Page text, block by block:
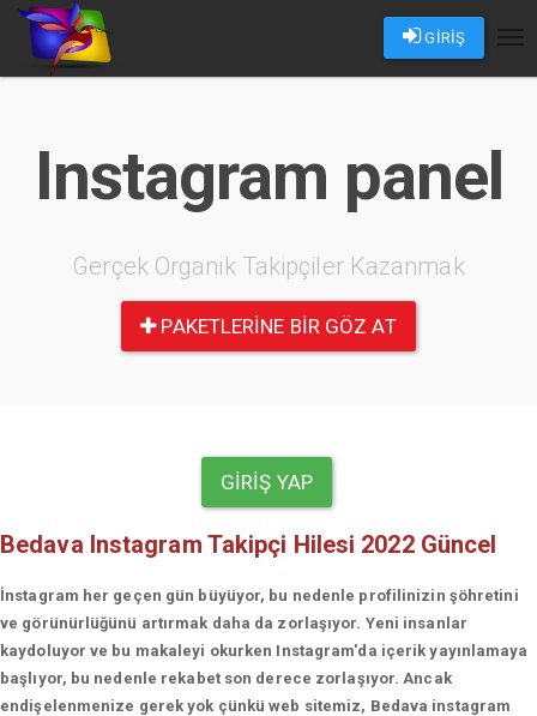
GİRİŞ
Instagram panel
Gerçek Organik Takipçiler Kazanmak
PAKETLERINE BIR GÖZ AT
GIRIŞ YAP
Bedava Instagram Takipçi Hilesi 2022 Güncel
İnstagram her geçen gün büyüyor, bu nedenle profilinizin şöhretini
ve görünürlüğünü artırmak daha da zorlaşıyor. Yeni insanlar
kaydoluyor ve bu makaleyi okurken Instagram'da içerik yayınlamaya
başlıyor, bu nedenle rekabet son derece zorlaşıyor. Ancak
endişelenmenize gerek yok çünkü web sitemiz, Bedava instagram